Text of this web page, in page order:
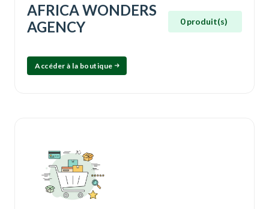
AFRICA WONDERS
AGENCY
0 produit(s)
Accéder à la boutique